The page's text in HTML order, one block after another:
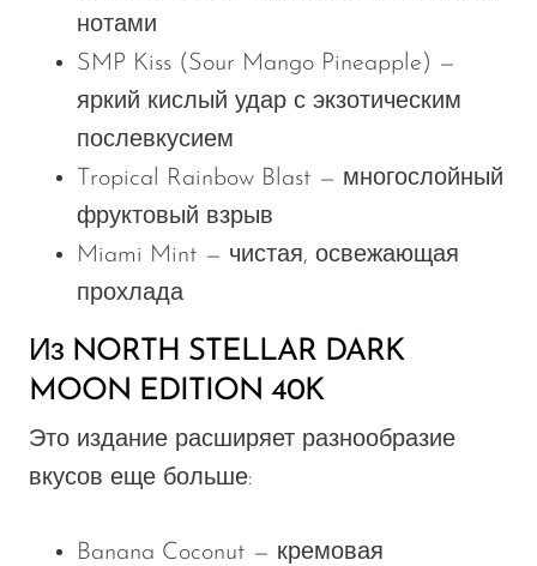
нотами
SMP Kiss (Sour Mango Pineapple) —
яркий кислый удар с экзотическим
послевкусием
Tropical Rainbow Blast — многослойный
фруктовый взрыв
Miami Mint — чистая, освежающая
прохлада
Из NORTH STELLAR DARK
MOON EDITION 40K
Это издание расширяет разнообразие
вкусов еще больше:
Banana Coconut — кремовая